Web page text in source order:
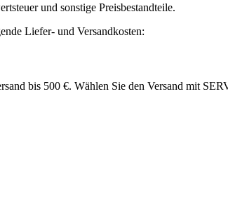
und sonstige Preisbestandteile.
Liefer- und Versandkosten:
bis 500 €. Wählen Sie den Versand mit